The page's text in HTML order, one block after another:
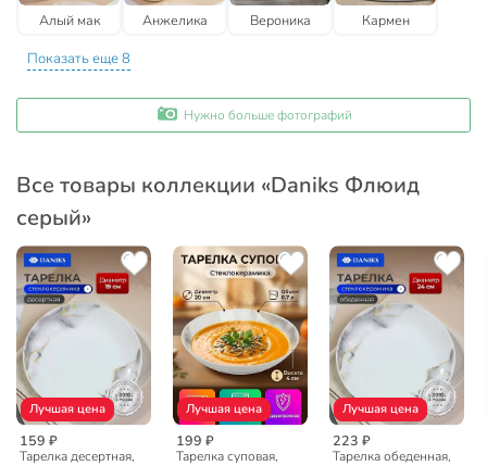
Алый мак Анжелика Вероника Кармен
Показать еще 8
Нужно больше фотографий
Все товары коллекции «Daniks Флюид
серый»
Лучшая цена
159 ₽
Тарелка десертная,
Лучшая цена
199 ₽
Тарелка суповая,
Лучшая цена
223 ₽
Тарелка обеденная,